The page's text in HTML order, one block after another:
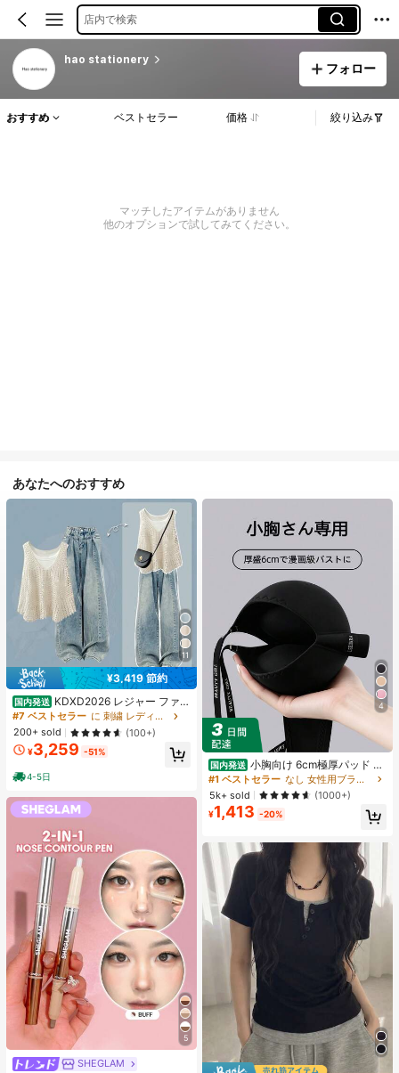
店内で検索
hao stationery
フォロー
おすすめ ベストセラー 価格 絞り込み
マッチしたアイテムがありません
他のオプションで試してみてください。
あなたへのおすすめ
11
¥3,419 節約
国内発送 KDXD2026 レジャー ファッ
ション ロングサイズ 夏服 女性 ワイ
ルドスタイル ボア付きトップス ワイ
ルドスタイル ロングスカート 3点セ
ット UVカット 軽量 通気性 袖付き
ヒップカバー効果 通気性抜群 サイズ
豊富
#7 ベストセラー
に 刺繍 レディースコーデ
200+ sold
(100+)
¥3,259 -51%
4-5日
5
SHEGLAM
4
国内発送 小胸向け 6cm極厚パッド 盛
りブラ ノンワイヤー 谷間メイク シ
ームレス ボリュームアップ 美胸フィ
ット ブラジャー
#1 ベストセラー
なし 女性用ブラジャーとブラレット
5k+ sold
(1000+)
¥1,413 -20%